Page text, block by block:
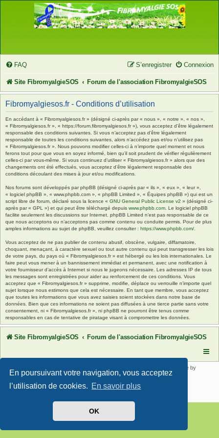
En poursuivant votre navigation, vous acceptez
l’utilisation de cookies. En savoir plus
OK
FAQ Connexion
S’enregistrer
Site FibromyalgieSOS Forum de l'association FibromyalgieSOS
Fibromyalgiesos.fr - Conditions d’utilisation
En accédant à « Fibromyalgiesos.fr » (désigné ci-après par « nous », « notre », « nos »,
« Fibromyalgiesos.fr », « https://forum.fibromyalgiesos.fr »), vous acceptez d’être légalement
responsable des conditions suivantes. Si vous n’acceptez pas d’être légalement
responsable de toutes les conditions suivantes, alors n’accédez pas et/ou n’utilisez pas
« Fibromyalgiesos.fr ». Nous pouvons modifier celles-ci à n’importe quel moment et nous
ferons tout pour que vous en soyez informé, bien qu’il soit prudent de vérifier régulièrement
celles-ci par vous-même. Si vous continuez d’utiliser « Fibromyalgiesos.fr » alors que des
changements ont été effectués, vous acceptez d’être légalement responsable des
conditions découlant des mises à jour et/ou modifications.
Nos forums sont développés par phpBB (désigné ci-après par « ils », « eux », « leur »,
« logiciel phpBB », « www.phpbb.com », « phpBB Limited », « Équipes phpBB ») qui est un
script libre de forum, déclaré sous la licence « GNU General Public License v2 » (désigné ci-
après par « GPL ») et qui peut être téléchargé depuis www.phpbb.com . Le logiciel phpBB
facilite seulement les discussions sur Internet. phpBB Limited n’est pas responsable de ce
que nous acceptons ou n’acceptons pas comme contenu ou conduite permis. Pour de plus
amples informations au sujet de phpBB, veuillez consulter : https://www.phpbb.com/
Vous acceptez de ne pas publier de contenu abusif, obscène, vulgaire, diffamatoire,
choquant, menaçant, à caractère sexuel ou tout autre contenu qui peut transgresser les lois
de votre pays, du pays où « Fibromyalgiesos.fr » est hébergé ou les lois internationales. Le
faire peut vous mener à un bannissement immédiat et permanent, avec une notification à
votre fournisseur d’accès à Internet si nous le jugeons nécessaire. Les adresses IP de tous
les messages sont enregistrées pour aider au renforcement de ces conditions. Vous
acceptez que « Fibromyalgiesos.fr » supprime, modifie, déplace ou verrouille n’importe quel
sujet lorsque nous estimons que cela est nécessaire. En tant que membre, vous acceptez
que toutes les informations que vous avez saisies soient stockées dans notre base de
données. Bien que ces informations ne soient pas diffusées à une tierce partie sans votre
consentement, ni « Fibromyalgiesos.fr », ni phpBB ne pourront être tenus comme
responsables en cas de tentative de piratage visant à compromettre les données.
Site FibromyalgieSOS Forum de l'association FibromyalgieSOS
® Forum Software © phpBB Limited | SE Square by
PhpBB3 BBCodes
Traduit parphpBB-fr.com